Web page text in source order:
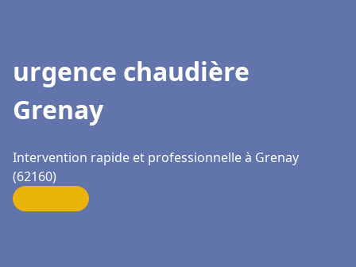
urgence chaudière
Grenay
Intervention rapide et professionnelle à Grenay
(62160)